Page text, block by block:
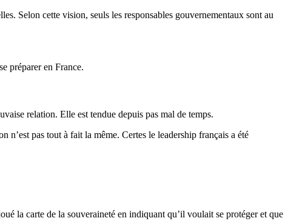
Selon cette vision, seuls les responsables gouvernementaux sont au
préparer en France.
relation. Elle est tendue depuis pas mal de temps.
pas tout à fait la même. Certes le leadership français a été
la carte de la souveraineté en indiquant qu’il voulait se protéger et que